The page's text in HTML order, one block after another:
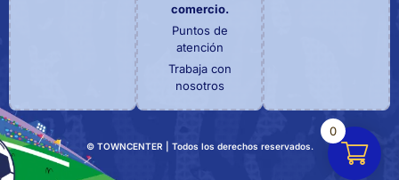
comercio.
Puntos de
atención
Trabaja con
nosotros
© TOWNCENTER | Todos los derechos reservados.
0